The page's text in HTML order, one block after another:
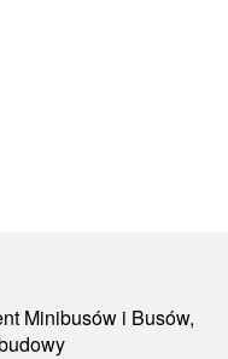
Minibusów i Busów,